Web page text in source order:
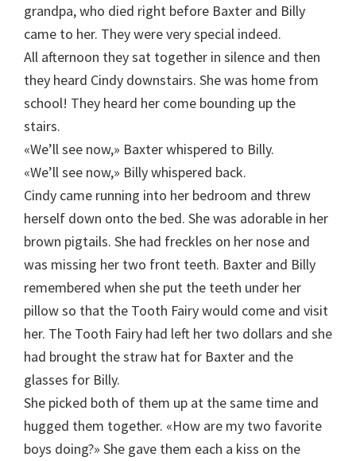
grandpa, who died right before Baxter and Billy
came to her. They were very special indeed.
All afternoon they sat together in silence and then
they heard Cindy downstairs. She was home from
school! They heard her come bounding up the
stairs.
«We’ll see now,» Baxter whispered to Billy.
«We’ll see now,» Billy whispered back.
Cindy came running into her bedroom and threw
herself down onto the bed. She was adorable in her
brown pigtails. She had freckles on her nose and
was missing her two front teeth. Baxter and Billy
remembered when she put the teeth under her
pillow so that the Tooth Fairy would come and visit
her. The Tooth Fairy had left her two dollars and she
had brought the straw hat for Baxter and the
glasses for Billy.
She picked both of them up at the same time and
hugged them together. «How are my two favorite
boys doing?» She gave them each a kiss on the